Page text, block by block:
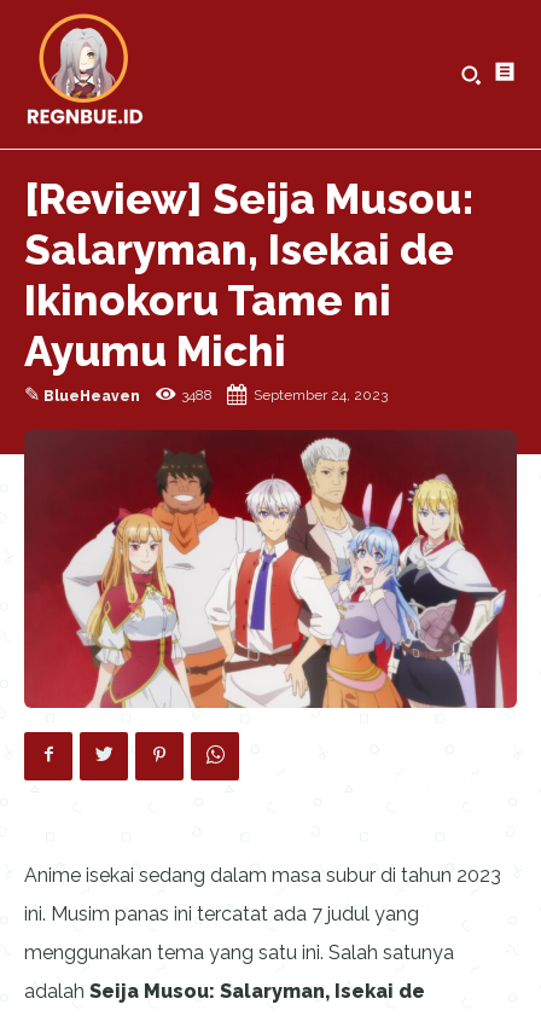
[Review] Seija Musou:
Salaryman, Isekai de
Ikinokoru Tame ni
Ayumu Michi
✎ BlueHeaven 3488 September 24, 2023
Anime isekai sedang dalam masa subur di tahun 2023
ini. Musim panas ini tercatat ada 7 judul yang
menggunakan tema yang satu ini. Salah satunya
adalah Seija Musou: Salaryman, Isekai de